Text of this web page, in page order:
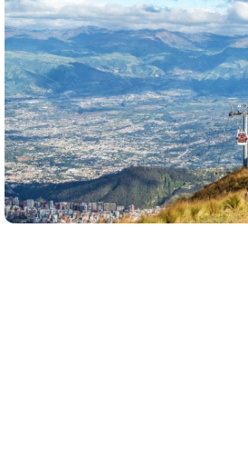
et à la
c'est la possibilité
dans la